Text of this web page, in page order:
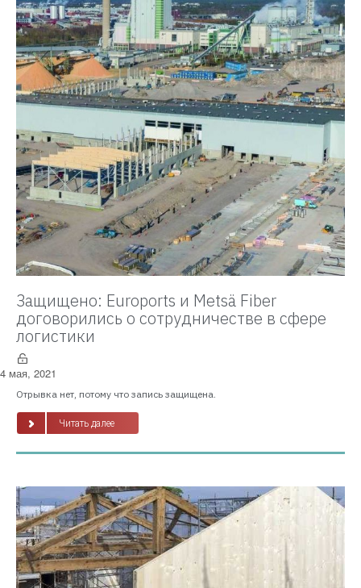
Защищено: Euroports и Metsä Fiber
договорились о сотрудничестве в сфере
логистики
4 мая, 2021
Отрывка нет, потому что запись защищена.
Читать далее